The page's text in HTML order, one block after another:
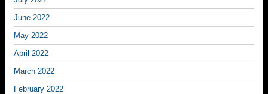
June 2022
May 2022
April 2022
March 2022
February 2022